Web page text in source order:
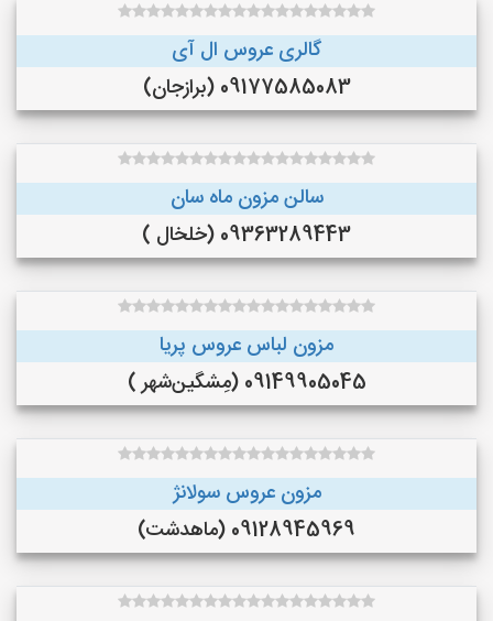
گالری عروس ال آی
09177585083 (برازجان)
سالن مزون ماه سان
09363289443 (خلخال )
مزون لباس عروس پریا
09149905045 (مِشگین‌شهر )
مزون عروس سولانژ
09128945969 (ماهدشت)